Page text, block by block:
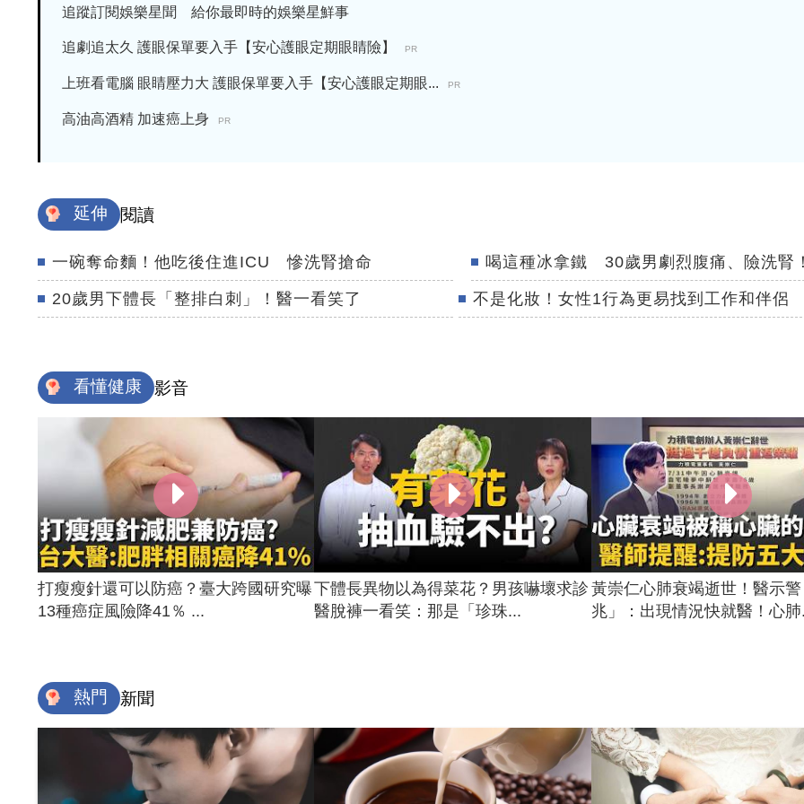
追蹤訂閱娛樂星聞 給你最即時的娛樂星鮮事
追劇追太久 護眼保單要入手【安心護眼定期眼睛險】 PR
上班看電腦 眼睛壓力大 護眼保單要入手【安心護眼定期眼... PR
高油高酒精 加速癌上身 PR
延伸 閱讀
一碗奪命麵！他吃後住進ICU 慘洗腎搶命 喝這種冰拿鐵 30歲男劇烈腹痛、險洗腎！
20歲男下體長「整排白刺」！醫一看笑了 不是化妝！女性1行為更易找到工作和伴侶
看懂健康 影音
打瘦瘦針還可以防癌？臺大跨國研究曝
13種癌症風險降41％ ...
下體長異物以為得菜花？男孩嚇壞求診
醫脫褲一看笑：那是「珍珠...
黃崇仁心肺衰竭逝世！醫示
兆」：出現情況快就醫！心肺
熱門 新聞